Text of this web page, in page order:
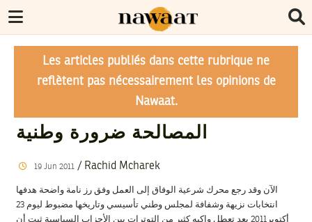
Les articles publiés dans cette rubrique ne
reflètent pas nécessairement les opinions de
Nawaat.
المصالحة ضرورة وطنية
19 Jun 2011/ Rachid Mcharek
الآن وقد رجع محرك شرعية الوفاق إلى العمل وفق رز نامة واضحة هدفها
انتخابات نزيهة وشفافة لمجلس وطني تأسيسي وتاريخها مضبوط ليوم 23
أكتوبر2011 بعد تعطل واكبه كثير من التوترات بين الأحزاب السياسية ثبت أن